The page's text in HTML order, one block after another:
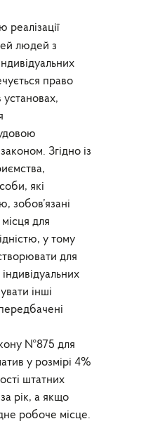
людей з
право
Згідно із
які
зобов’язані
для
у тому
для
інші
№875 для
у розмірі 4%
штатних
рік, а якщо
робоче місце.